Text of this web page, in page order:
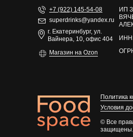
© Все
защищены.
ИП
Политика
Условия
superdrinks@yandex.ru
+7 (922) 145-54-08
г. Екатеринбург, ул.
Вайнера, 10, офис 404
Магазин на Ozon